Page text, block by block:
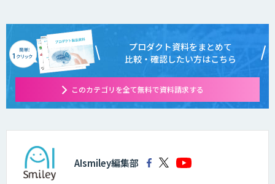
プロダクト資料をまとめて
比較・確認したい方はこちら
このカテゴリを全て無料で資料請求する
AIsmiley編集部